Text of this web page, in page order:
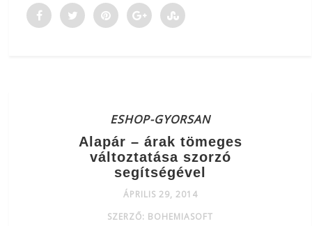
ESHOP-GYORSAN
Alapár – árak tömeges
változtatása szorzó
segítségével
ÁPRILIS 29, 2014
SZERZŐ: BOHEMIASOFT